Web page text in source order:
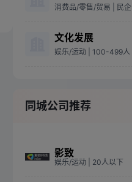
消费品/零售/贸易 | 民企
文化发展
娱乐/运动 | 100-499人
同城公司推荐
影致
娱乐/运动 | 20人以下